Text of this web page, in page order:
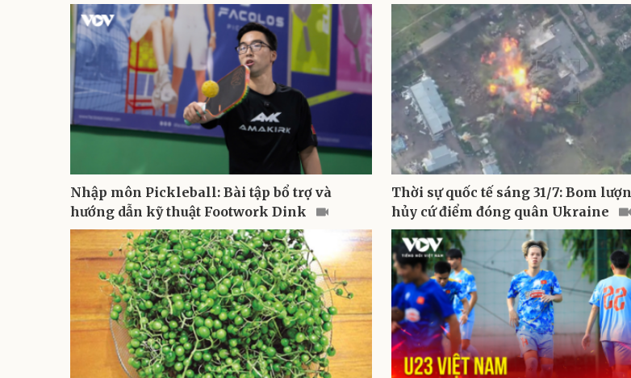
Nhập môn Pickleball: Bài tập bổ trợ và
hướng dẫn kỹ thuật Footwork Dink
Thời sự quốc tế sáng 31/7: Bom
hủy cứ điểm đóng quân Ukraine